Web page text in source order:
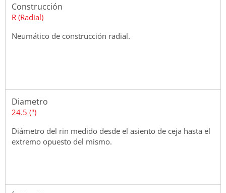
Construcción
R (Radial)
Neumático de construcción radial.
Diametro
24.5 (")
Diámetro del rin medido desde el asiento de ceja hasta el
extremo opuesto del mismo.